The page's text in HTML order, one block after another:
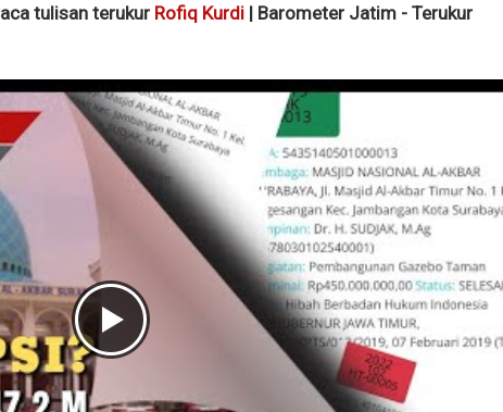
tulisan terukur Rofiq Kurdi | Barometer Jatim - Terukur